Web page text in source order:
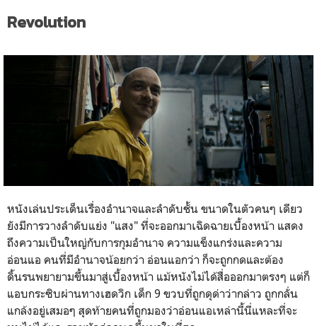
Revolution
หนังเล่นประเด็นเรื่องอำนาจและลำดับชั้น ขนาดในตัวคนๆ เดียว
ยังมีการวางลำดับแย่ง "แสง" ที่จะออกมาเฉิดฉายเบื้องหน้า แสดง
ถึงความเป็นใหญ่กับการกุมอำนาจ ความแข็งแกร่งและความ
อ่อนแอ คนที่มีอำนาจน้อยกว่า อ่อนแอกว่า ก็จะถูกกดและต้อง
ดิ้นรนพยายามขึ้นมาสู่เบื้องหน้า แม้หนังไม่ได้สื่อออกมาตรงๆ แต่ก็
แอบกระซิบผ่านทางเฮดวิก เด็ก 9 ขวบที่ถูกดุด่าว่ากล่าว ถูกกลั่น
แกล้งอยู่เสมอๆ สุดท้ายคนที่ถูกมองว่าอ่อนแอเหล่านี้นี่แหละที่จะ